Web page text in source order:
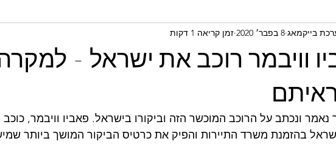
שאלות מהבית רכיבה תחרותית חבובונים ונהנים
וויבמר רוכב את ישראל -
בייקמאג 8 בפבר׳ 2020 זמן קריאה 1 דקות
נאמר ונכתב על הרוכב המוכשר הזה וביקורו בישראל. פאביו וויבמר, כוכב
בהזמנת משרד התיירות והפיק את כרטיס הביקור המושך ביותר